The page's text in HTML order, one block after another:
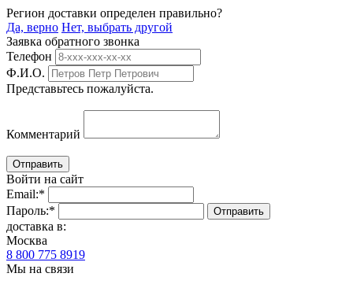
Регион доставки определен правильно?
Да, верно Нет, выбрать другой
Заявка обратного звонка
Телефон
Ф.И.О.
Представьтесь пожалуйста.
Комментарий
Войти на сайт
Email:*
Пароль:*
доставка в:
Москва
8 800 775 8919
Мы на связи